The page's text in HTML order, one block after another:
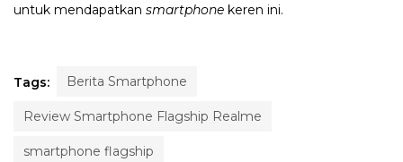
untuk mendapatkan smartphone keren ini.
Tags: Berita Smartphone
Review Smartphone Flagship Realme
smartphone flagship